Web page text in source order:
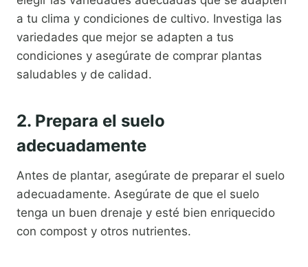
a tu clima y condiciones de cultivo. Investiga las
variedades que mejor se adapten a tus
condiciones y asegúrate de comprar plantas
saludables y de calidad.
2. Prepara el suelo
adecuadamente
Antes de plantar, asegúrate de preparar el suelo
adecuadamente. Asegúrate de que el suelo
tenga un buen drenaje y esté bien enriquecido
con compost y otros nutrientes.